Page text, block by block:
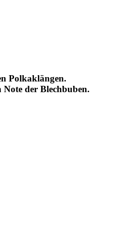
Polkaklängen.
der Blechbuben.